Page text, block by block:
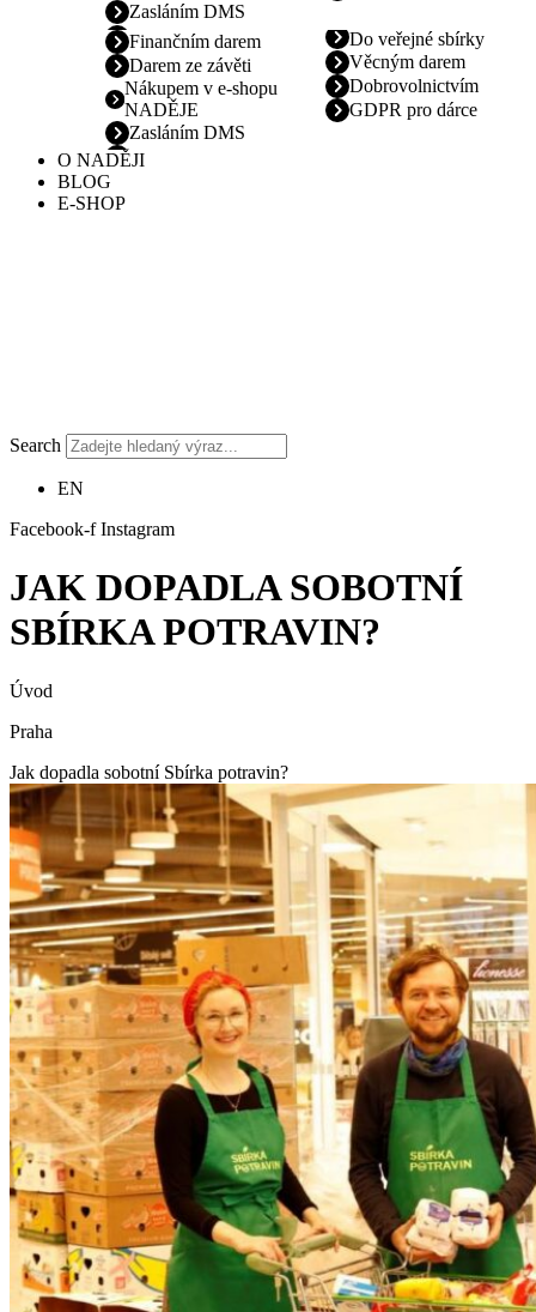
Zasláním DMS
Finančním darem
Darem ze závěti
Nákupem v e-shopu
NADĚJE
Zasláním DMS
Do veřejné sbírky
Věcným darem
Dobrovolnictvím
GDPR pro dárce
O NADĚJI
BLOG
E-SHOP
Search
EN
Facebook-f Instagram
JAK DOPADLA SOBOTNÍ
SBÍRKA POTRAVIN?
Úvod
Praha
Jak dopadla sobotní Sbírka potravin?